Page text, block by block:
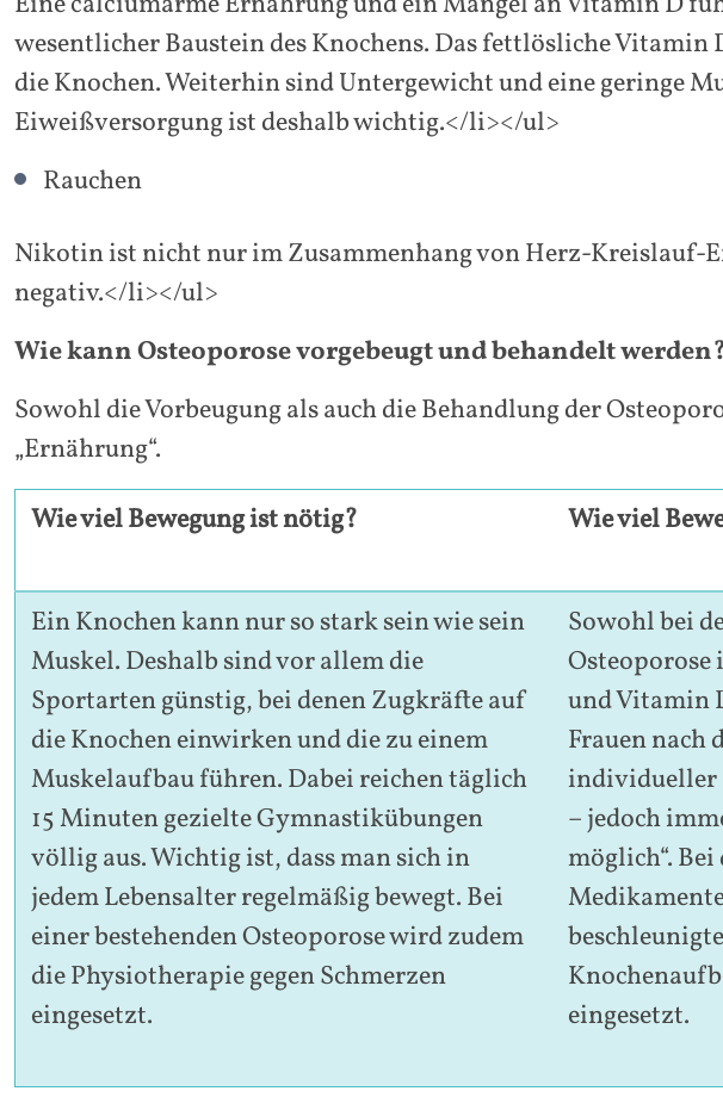
wesentlicher Baustein des Knochens. Das fettlösliche
die Knochen. Weiterhin sind Untergewicht und eine geringe
Eiweißversorgung ist deshalb wichtig.</li></ul>
Rauchen
Nikotin ist nicht nur im Zusammenhang von Herz-Kreislauf-
negativ.</li></ul>
Wie kann Osteoporose vorgebeugt und behandelt
Sowohl die Vorbeugung als auch die Behandlung der
„Ernährung“.
Wie viel Bewegung ist nötig?
Wie viel
Ein Knochen kann nur so stark sein wie sein
Muskel. Deshalb sind vor allem die
Sportarten günstig, bei denen Zugkräfte auf
die Knochen einwirken und die zu einem
Muskelaufbau führen. Dabei reichen täglich
15 Minuten gezielte Gymnastikübungen
völlig aus. Wichtig ist, dass man sich in
jedem Lebensalter regelmäßig bewegt. Bei
einer bestehenden Osteoporose wird zudem
die Physiotherapie gegen Schmerzen
eingesetzt.
Sowohl bei
Osteoporose
und Vitamin
Frauen nach
individueller
– jedoch
möglich“.
eingesetzt.